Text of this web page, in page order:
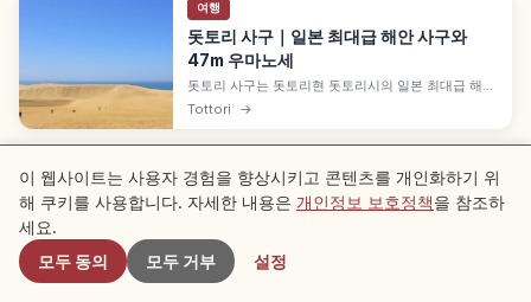
여행
돗토리 사구｜일본 최대급 해안 사구와
47m 우마노세
돗토리 사구는 돗토리현 돗토리시의 일본 최대급 해안
사구로, 동서 약 16km·남북 약 2.4km 규모입니다. 센
함께 안내합니다.
Tottori →
※ 기사 내용은 작성 시점의 정보를 기반으로 하며, 현재 상황과 다를 수 있습니다.
또한 게재된 내용의 정확성과 완전성을 보장하지 않으므로 양해 부탁드립니다.
광고
본 기사에는 광고(제휴 링크)가 포함될 수 있으며, 링크를 통한 예약 시 운영
자가 수수료를 받을 수 있습니다.
근처 스팟
이 웹사이트는 사용자 경험을 향상시키고 콘텐츠를 개인화하기 위
해 쿠키를 사용합니다. 자세한 내용은 개인정보 보호정책을 참조하
세요.
모두 동의
모두 거부 설정